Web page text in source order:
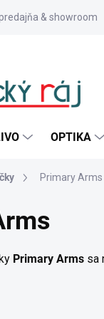
& showroom
OPTIKA
Primary Arms
Primary Arms sa